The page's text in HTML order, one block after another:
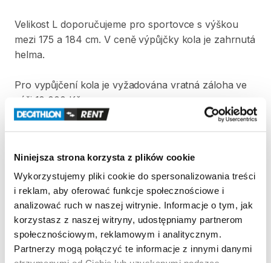
Niniejsza strona korzysta z plików cookie
Wykorzystujemy pliki cookie do spersonalizowania treści
i reklam, aby oferować funkcje społecznościowe i
analizować ruch w naszej witrynie. Informacje o tym, jak
korzystasz z naszej witryny, udostępniamy partnerom
społecznościowym, reklamowym i analitycznym.
Partnerzy mogą połączyć te informacje z innymi danymi
Velikost L doporučujeme pro sportovce s výškou
mezi 175 a 184 cm. V ceně výpůjčky kola je zahrnutá
helma.
Pro vypůjčení kola je vyžadována vratná záloha ve
výši 10 000 Kč.
Strona produktu w sklepie
Zasady wypożyczenia
REGULAMIN
Regulamin wypożyczalni